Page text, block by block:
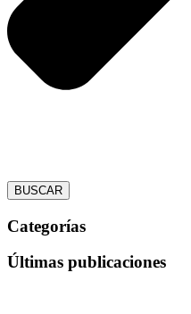
BUSCAR
Categorías
Últimas publicaciones